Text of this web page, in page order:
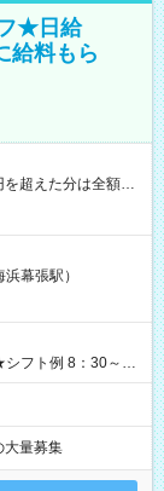
★日給
給料もら
OK！
仕事後はコンビニ
幕張駅）
大量募集